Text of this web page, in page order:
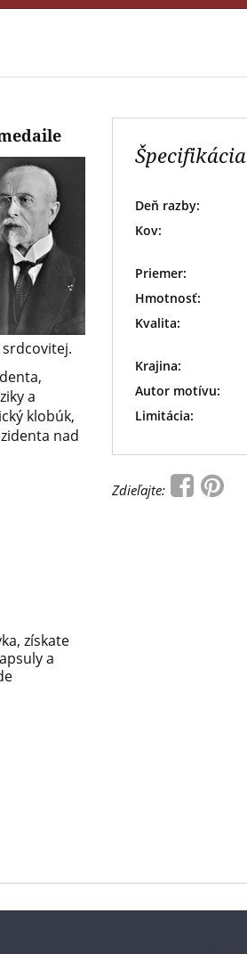
a
klobúk,
nad
získate
a
Špecifikácia
Deň razby:
Kov:
Priemer:
Hmotnosť:
Kvalita:
Krajina:
Autor motívu:
Limitácia:
Zdieľajte: